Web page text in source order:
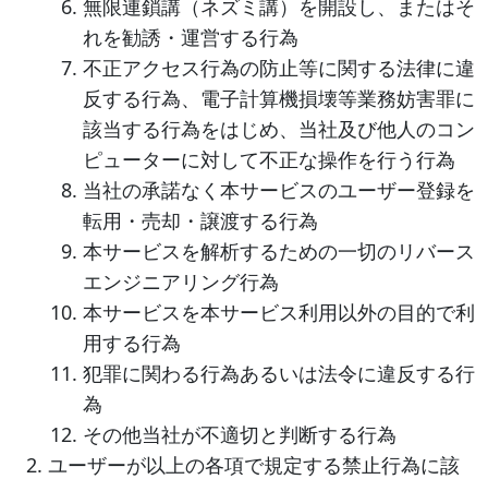
無限連鎖講（ネズミ講）を開設し、またはそ
れを勧誘・運営する行為
不正アクセス行為の防止等に関する法律に違
反する行為、電子計算機損壊等業務妨害罪に
該当する行為をはじめ、当社及び他人のコン
ピューターに対して不正な操作を行う行為
当社の承諾なく本サービスのユーザー登録を
転用・売却・譲渡する行為
本サービスを解析するための一切のリバース
エンジニアリング行為
本サービスを本サービス利用以外の目的で利
用する行為
犯罪に関わる行為あるいは法令に違反する行
為
その他当社が不適切と判断する行為
ユーザーが以上の各項で規定する禁止行為に該